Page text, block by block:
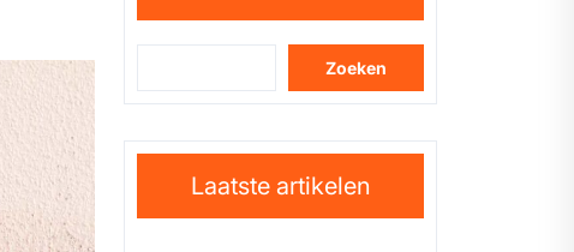
Zoeken
Laatste artikelen